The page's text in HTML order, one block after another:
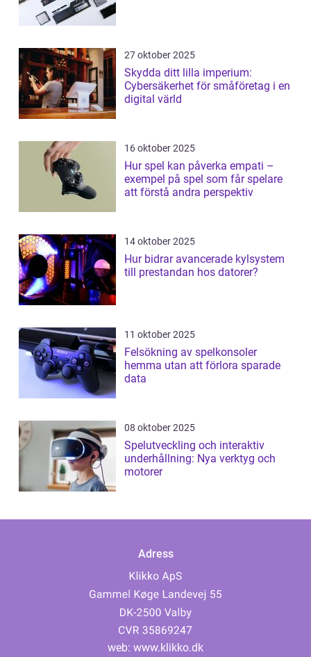
27 oktober 2025
Skydda ditt lilla imperium:
Cybersäkerhet för småföretag i en
digital värld
16 oktober 2025
Hur spel kan påverka empati –
exempel på spel som får spelare
att förstå andra perspektiv
14 oktober 2025
Hur bidrar avancerade kylsystem
till prestandan hos datorer?
11 oktober 2025
Felsökning av spelkonsoler
hemma utan att förlora sparade
data
08 oktober 2025
Spelutveckling och interaktiv
underhållning: Nya verktyg och
motorer
Adress
web: www.klikko.dk